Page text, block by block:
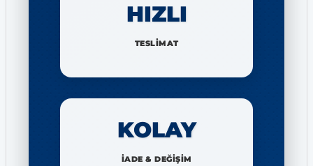
HIZLI
TESLİMAT
KOLAY
İADE & DEĞİŞİM